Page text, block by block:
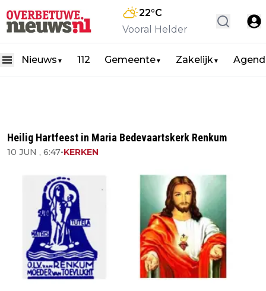
22°C
Vooral Helder
Nieuws ▼ 112 Gemeente▼ Zakelijk▼
Heilig Hartfeest in Maria Bedevaartskerk Renkum
10 JUN , 6:47•KERKEN